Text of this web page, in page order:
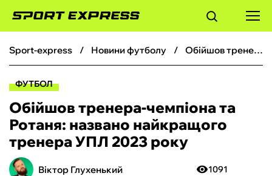
ФУТБОЛ
БОКС
ХОКЕЙ
sport-express новини футболу Обійшов тренера-чемпіона та Ротаня: названо найкращого тренера УПЛ 2023 року
ФУТБОЛ
Обійшов тренера-чемпіона та
Ротаня: названо найкращого
тренера УПЛ 2023 року
Віктор Глухенький 1091